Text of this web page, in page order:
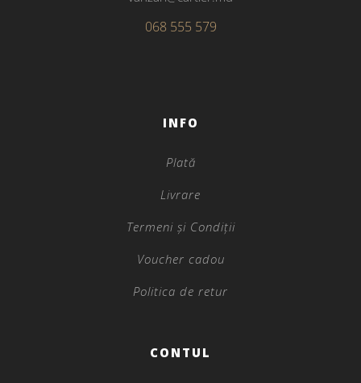
068 555 579
INFO
Plată
Livrare
Termeni și Condiții
Voucher cadou
Politica de retur
CONTUL